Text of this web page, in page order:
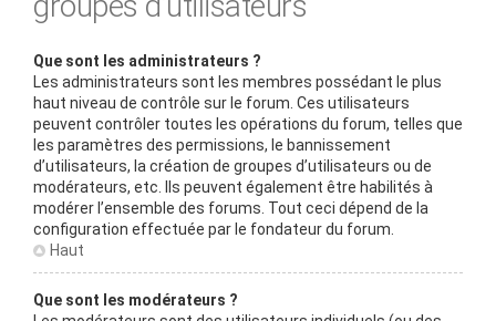
Que sont les administrateurs ?
Les administrateurs sont les membres possédant le plus
haut niveau de contrôle sur le forum. Ces utilisateurs
peuvent contrôler toutes les opérations du forum, telles que
les paramètres des permissions, le bannissement
d’utilisateurs, la création de groupes d’utilisateurs ou de
modérateurs, etc. Ils peuvent également être habilités à
modérer l’ensemble des forums. Tout ceci dépend de la
configuration effectuée par le fondateur du forum.
Haut
Que sont les modérateurs ?